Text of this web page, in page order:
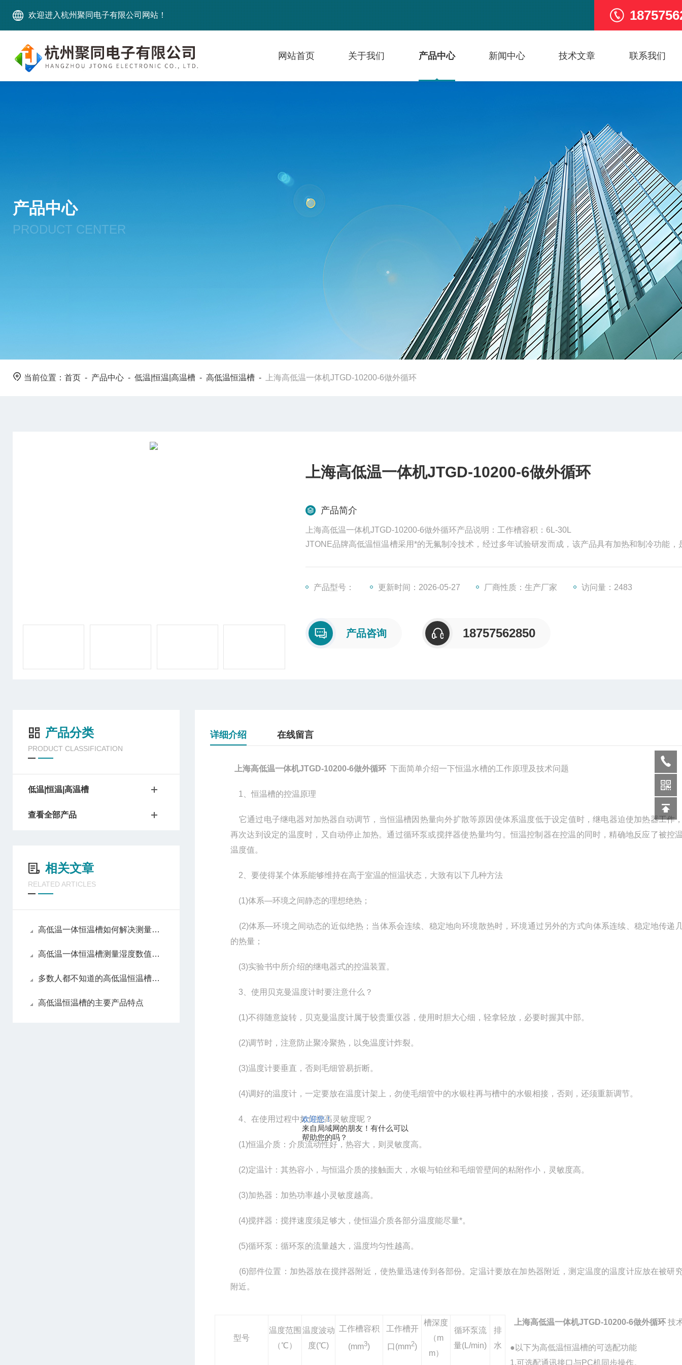
欢迎您！
来自局域网的朋友！有什么可以
帮助您的吗？
欢迎进入杭州聚同电子有限公司网站！
网站首页 关于我们 产品中心 新闻中心 技术文章 联系我们
产品中心
PRODUCT CENTER
当前位置： 首页 - 产品中心 - 低温|恒温|高温槽 - 高低温恒温槽 - 上海高低温一体机JTGD-10200-6做外循环
上海高低温一体机JTGD-10200-6做外循环
产品简介
上海高低温一体机JTGD-10200-6做外循环产品说明：工作槽容积：6L-30L
JTONE品牌高低温恒温槽采用*的无氟制冷技术，经过多年试验研发而成，该产品具有加热和制冷功能，
产品型号：
更新时间：2026-05-27 厂商性质：生产厂家 访问量：2483
产品咨询 18757562850
产品分类
PRODUCT CLASSIFICATION
低温|恒温|高温槽
查看全部产品
相关文章
RELATED ARTICLES
高低温一体恒温槽如何解决测量湿度数值
高低温一体恒温槽测量湿度数值错误该如何解决
多数人都不知道的高低温恒温槽优势
高低温恒温槽的主要产品特点
详细介绍 在线留言
上海高低温一体机JTGD-10200-6做外循环 下面简单介绍一下恒温水槽的工作原理及技术问题
1 、恒温槽的控温原理
它通过电子继电器对加热器自动调节，当恒温槽因热量向外扩散等原因使体系温度低于设定值时，继电器迫使加热器工作
再次达到设定的温度时，又自动停止加热。通过循环泵或搅拌器使热量均匀。恒温控制器在控温的同时，精确地反应了被控
温度值。
2 、要使得某个体系能够维持在高于室温的恒温状态，大致有以下几种方法
(1)体系—环境之间静态的理想绝热；
(2)体系—环境之间动态的近似绝热；当体系会连续、稳定地向环境散热时，环境通过另外的方式向体系连续、稳定地传递
的热量；
(3)实验书中所介绍的继电器式的控温装置。
3 、使用贝克曼温度计时要注意什么？
(1)不得随意旋转，贝克曼温度计属于较贵重仪器，使用时胆大心细，轻拿轻放，必要时握其中部。
(2)调节时，注意防止聚冷聚热，以免温度计炸裂。
(3)温度计要垂直，否则毛细管易折断。
(4)调好的温度计，一定要放在温度计架上，勿使毛细管中的水银柱再与槽中的水银相接，否则，还须重新调节。
4 、在使用过程中如何提高灵敏度呢？
(1)恒温介质：介质流动性好，热容大，则灵敏度高。
(2)定温计：其热容小，与恒温介质的接触面大，水银与铂丝和毛细管壁间的粘附作小，灵敏度高。
(3)加热器：加热功率越小灵敏度越高。
(4)搅拌器：搅拌速度须足够大，使恒温介质各部分温度能尽量*。
(5)循环泵：循环泵的流量越大，温度均匀性越高。
(6)部件位置：加热器放在搅拌器附近，使热量迅速传到各部份。定温计要放在加热器附近，测定温度的温度计应放在被研
附近。
型号
温度范围
（℃）
温度波动
度(℃)
工作槽容积
(mm3)
工作槽开
口(mm2)
槽深度
（m
m）
循环泵流
量(L/min)
排
水
上海高低温一体机JTGD-10200-6做外循环 技
●以下为高低温恒温槽的可选配功能
1.可选配通讯接口与PC机同步操作。